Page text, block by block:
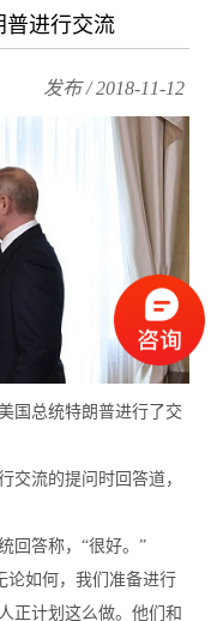
普进行交流
发布 / 2018-11-12
总统特朗普进行了交
流的提问时回答道，
答称，“很好。”
如何，我们准备进行
正计划这么做。他们和